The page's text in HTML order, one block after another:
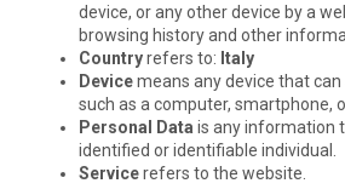
device, or any other device by a
browsing history and other
Countryrefers to: Italy
Devicemeans any device that can
such as a computer, smartphone,
Personal Data is any information
identified or identifiable individual.
Servicerefers to the website.